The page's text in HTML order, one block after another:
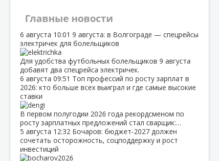
Главные новости
6 августа 10:01 9 августа: в Волгограде — спецрейсы
электричек для болельщиков
Для удобства футбольных болельщиков 9 августа
добавят два спецрейса электричек.
6 августа 09:51 Топ профессий по росту зарплат в
2026: кто больше всех выиграл и где самые высокие
ставки
В первом полугодии 2026 года рекордсменом по
росту зарплатных предложений стал сварщик:…
5 августа 12:32 Бочаров: бюджет‑2027 должен
сочетать осторожность, соцподдержку и рост
инвестиций